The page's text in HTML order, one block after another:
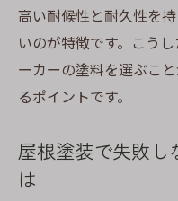
高い耐候性と耐久性を
いのが特徴です。こう
ーカーの塗料を選ぶこ
るポイントです。
屋根塗装で失敗し
は